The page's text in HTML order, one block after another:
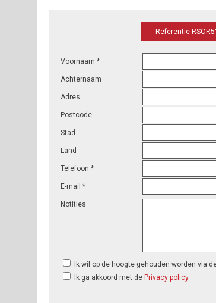
Referentie
Voornaam *
Achternaam
Adres
Postcode
Stad
Land
Telefoon *
E-mail *
Notities
Ik wil op de hoogte gehouden worden via
Ik ga akkoord met de Privacy policy